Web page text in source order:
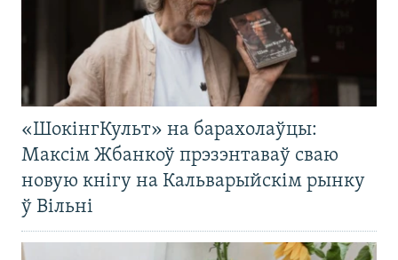
«ШокінгКульт» на барахолаўцы:
Максім Жбанкоў прэзэнтаваў сваю
новую кнігу на Кальварыйскім рынку
ў Вільні